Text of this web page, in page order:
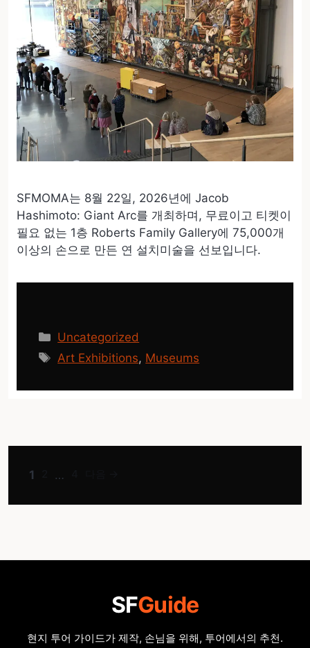
SFMOMA는 8월 22일, 2026년에 Jacob
Hashimoto: Giant Arc를 개최하며, 무료이고 티켓이
필요 없는 1층 Roberts Family Gallery에 75,000개
이상의 손으로 만든 연 설치미술을 선보입니다.
카
테
Uncategorized
태
Art Exhibitions, Museums
페
지
1
지
…
지
SFGuide
현지 투어 가이드가 제작, 손님을 위해, 투어에서의 추천.